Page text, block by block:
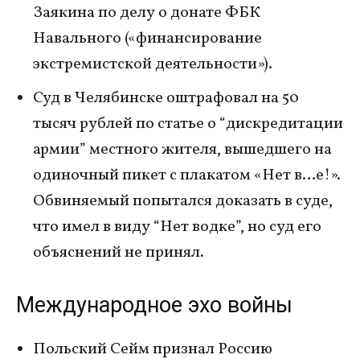
Заякина по делу о донате ФБК
Навального («финансирование
экстремистской деятельности»).
Суд в Челябинске оштрафовал на 50
тысяч рублей по статье о “дискредитации
армии” местного жителя, вышедшего на
одиночный пикет с плакатом «Нет в…е!».
Обвиняемый попытался доказать в суде,
что имел в виду “Нет водке”, но суд его
объяснений не принял.
Международное эхо войны
Польский Сейм признал Россию